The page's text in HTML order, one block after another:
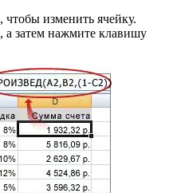
изменить ячейку.
затем нажмите клавишу